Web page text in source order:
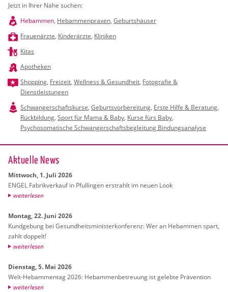
Jetzt in Ihrer Nähe suchen:
Hebammen, Hebammenpraxen, Geburtshäuser
Frauenärzte, Kinderärzte, Kliniken
Kitas
Apotheken
Shopping, Freizeit, Wellness & Gesundheit, Fotografie &
Dienstleistungen
Schwangerschaftskurse, Geburtsvorbereitung, Erste Hilfe & Beratung,
Rückbildung, Sport für Mama & Baby, Kurse fürs Baby,
Psychosomatische Schwangerschaftsbegleitung Bindungsanalyse
Ak­tu­el­le News
Mitt­woch, 1. Juli 2026
ENGEL Fa­brik­ver­kauf in Pful­lin­gen er­strahlt im neuen Look
wei­ter­le­sen
Mon­tag, 22. Juni 2026
Kund­ge­bung bei Ge­sund­heits­mi­nis­ter­kon­fe­renz: Wer an Heb­am­men spart,
zahlt dop­pelt!
wei­ter­le­sen
Diens­tag, 5. Mai 2026
Welt-Heb­am­men­tag 2026: Heb­am­men­be­treu­ung ist ge­leb­te Prä­ven­ti­on
wei­ter­le­sen